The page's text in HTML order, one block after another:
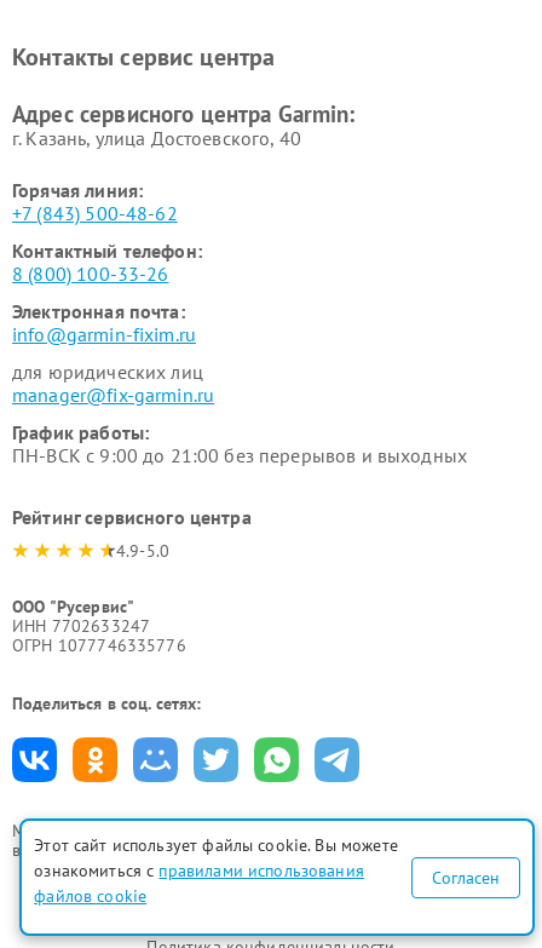
Мы принимаем
все формы оплаты
Контакты сервис центра
Адрес сервисного центра Garmin:
г. Казань, улица Достоевского, 40
Горячая линия:
+7 (843) 500-48-62
Контактный телефон:
8 (800) 100-33-26
Электронная почта:
info@garmin-fixim.ru
для юридических лиц
manager@fix-garmin.ru
График работы:
ПН-ВСК с 9:00 до 21:00 без перерывов и выходных
Рейтинг сервисного центра
4.9-5.0
ООО "Русервис"
ИНН 7702633247
ОГРН 1077746335776
Поделиться в соц. сетях:
Этот сайт использует файлы cookie. Вы можете
ознакомиться с правилами использования
файлов cookie
Согласен